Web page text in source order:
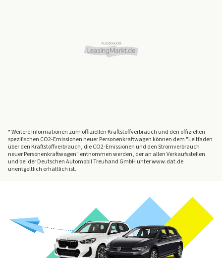
* Weitere Informationen zum offiziellen Kraftstoffverbrauch und den offiziellen
spezifischen CO2-Emissionen neuer Personenkraftwagen können dem "Leitfaden
über den Kraftstoffverbrauch, die CO2-Emissionen und den Stromverbrauch
neuer Personenkraftwagen" entnommen werden, der an allen Verkaufsstellen
und bei der Deutschen Automobil Treuhand GmbH unter www.dat.de
unentgeltlich erhältlich ist.